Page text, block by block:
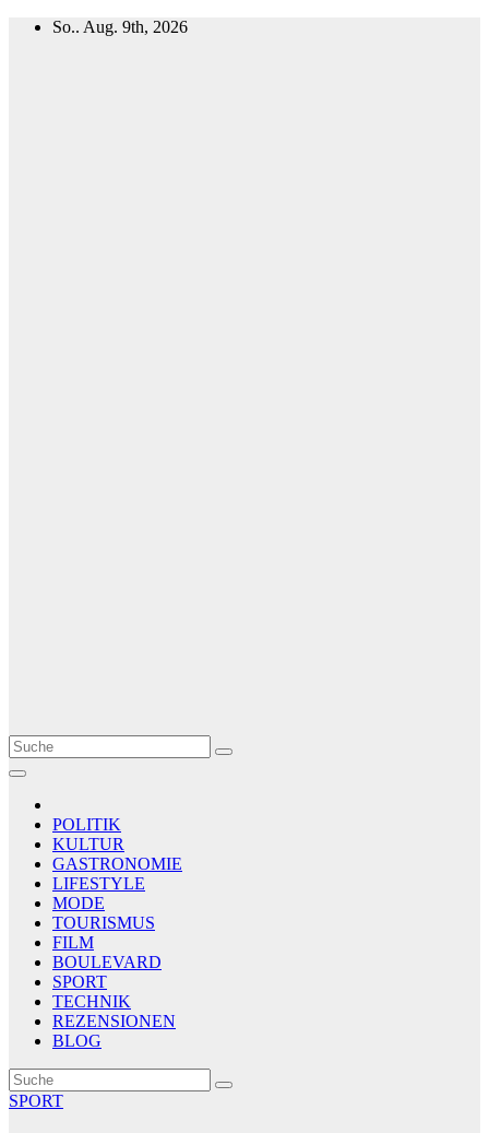
Zum
So.. Aug. 9th, 2026
Le Matin
AGENCE DE PRESSE
POLITIK
KULTUR
GASTRONOMIE
LIFESTYLE
MODE
TOURISMUS
FILM
BOULEVARD
SPORT
TECHNIK
REZENSIONEN
BLOG
SPORT